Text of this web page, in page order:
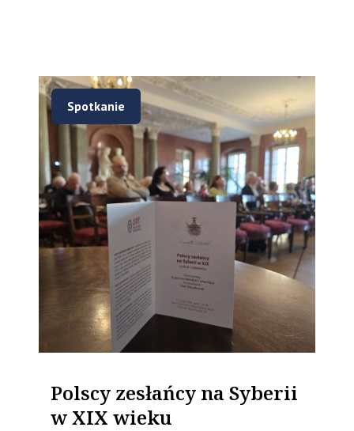
Spotkanie
Polscy zesłańcy na Syberii
w XIX wieku